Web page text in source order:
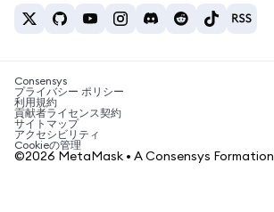
お問い合わせ
ETH→USDT
USDTの購入
SHIBの購入
BNBの購入
税制関連ニュース
暗号資産の購入方法は？
ビットコインを売るには？
Consensys
プライバシー ポリシー
利用規約
貢献者ライセンス契約
サイトマップ
アクセシビリティ
Cookieの管理
©2026 MetaMask • A Consensys Formation